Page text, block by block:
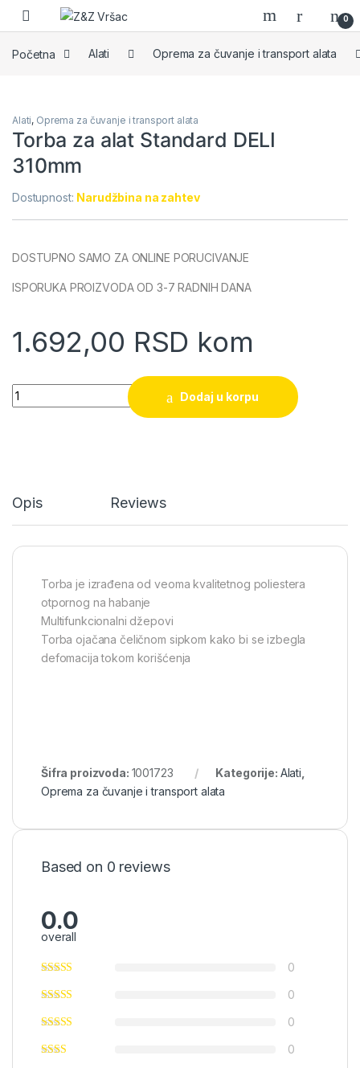
Skip to navigation
Skip to content
0
Početna Alati Oprema za čuvanje i transport alata
Alati, Oprema za čuvanje i transport alata
Torba za alat Standard DELI
310mm
Dostupnost: Narudžbina na zahtev
DOSTUPNO SAMO ZA ONLINE PORUCIVANJE
ISPORUKA PROIZVODA OD 3-7 RADNIH DANA
1.692,00 RSD kom
Torba za alat Standard DELI 310mm quantity
Dodaj u korpu
Opis Reviews
Torba je izrađena od veoma kvalitetnog poliestera
otpornog na habanje
Multifunkcionalni džepovi
Torba ojačana čeličnom sipkom kako bi se izbegla
defomacija tokom korišćenja
Šifra proizvoda: 1001723 Kategorije: Alati
Oprema za čuvanje i transport alata
Based on 0 reviews
0.0
overall
0
0
0
0